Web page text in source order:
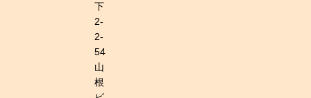
下
2-
2-
54
山
根